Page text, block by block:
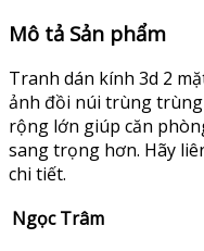
Mô tả Sản phẩm
Tranh dán kính 3d 2
ảnh đồi núi trùng
rộng lớn giúp căn
sang trọng hơn. Hãy
chi tiết.
Ngọc Trâm